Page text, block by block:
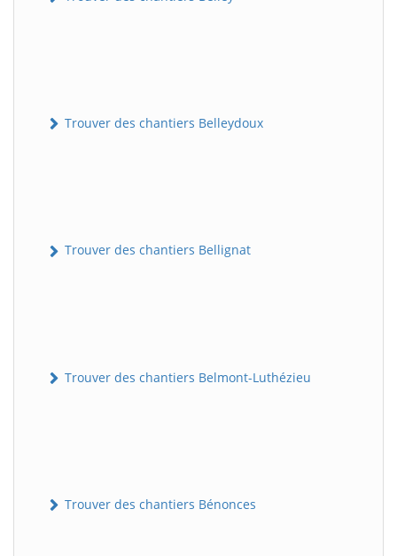
Trouver des chantiers Belleydoux
Trouver des chantiers Bellignat
Trouver des chantiers Belmont-Luthézieu
Trouver des chantiers Bénonces